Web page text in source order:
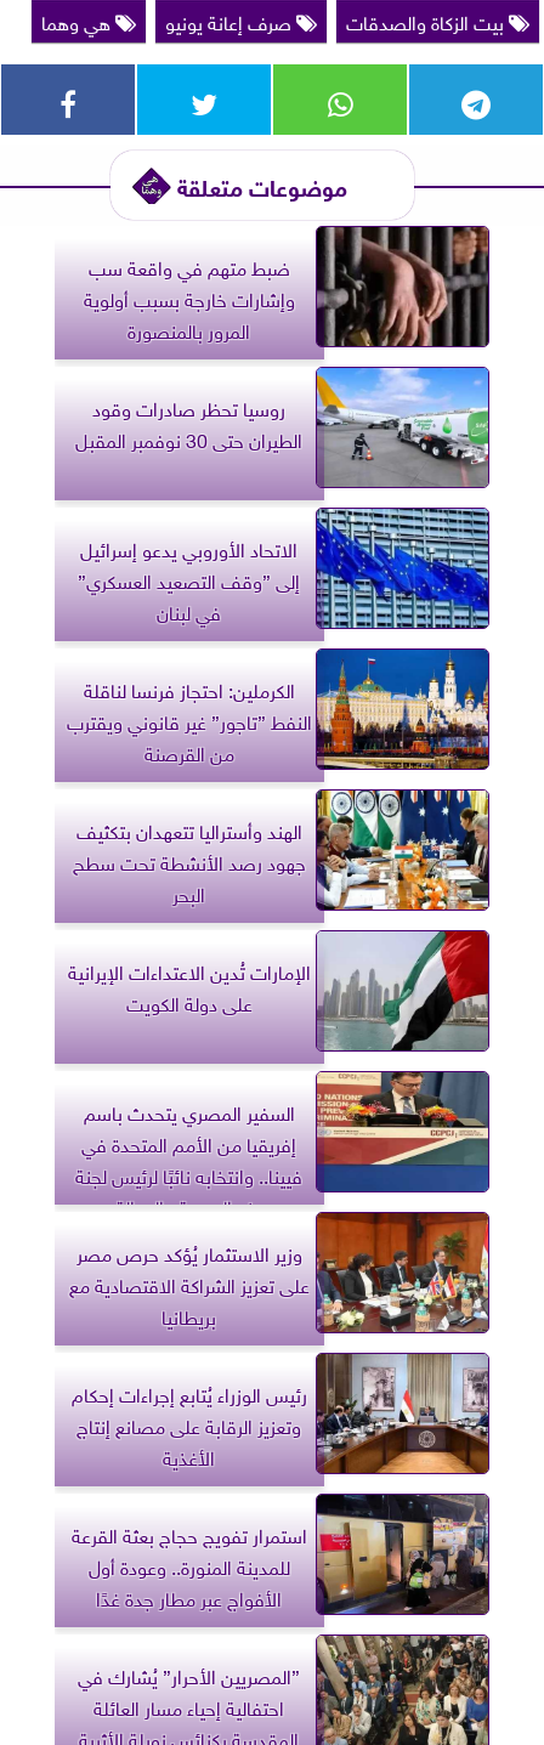
بيت الزكاة والصدقات
صرف إعانة يونيو هي وهما
موضوعات متعلقة
ضبط متهم في واقعة سب
وإشارات خارجة بسبب أولوية
المرور بالمنصورة
روسيا تحظر صادرات وقود
الطيران حتى 30 نوفمبر المقبل
الاتحاد الأوروبي يدعو إسرائيل
إلى ”وقف التصعيد العسكري”
في لبنان
الكرملين: احتجاز فرنسا لناقلة
النفط ”تاجور” غير قانوني ويقترب
من القرصنة
الهند وأستراليا تتعهدان بتكثيف
جهود رصد الأنشطة تحت سطح
البحر
الإمارات تُدين الاعتداءات الإيرانية
على دولة الكويت
السفير المصري يتحدث باسم
إفريقيا من الأمم المتحدة في
فيينا.. وانتخابه نائبًا لرئيس لجنة
منع الجريمة والعدالة
وزير الاستثمار يُؤكد حرص مصر
على تعزيز الشراكة الاقتصادية مع
بريطانيا
رئيس الوزراء يُتابع إجراءات إحكام
وتعزيز الرقابة على مصانع إنتاج
الأغذية
استمرار تفويج حجاج بعثة القرعة
للمدينة المنورة.. وعودة أول
الأفواج عبر مطار جدة غدًا
”المصريين الأحرار” يُشارك في
احتفالية إحياء مسار العائلة
المقدسة بكنائس زويلة الأثرية